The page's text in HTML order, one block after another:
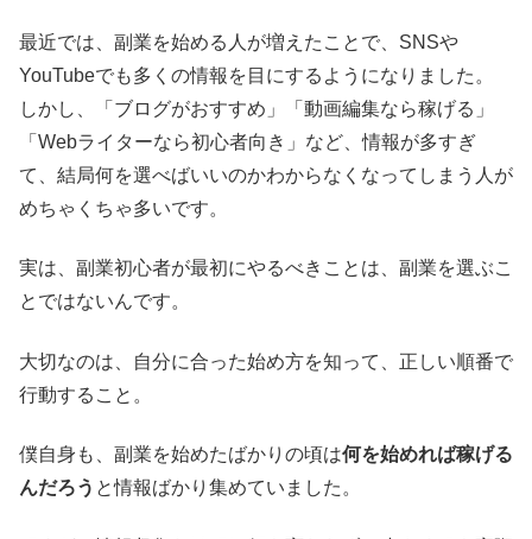
最近では、副業を始める人が増えたことで、SNSや
YouTubeでも多くの情報を目にするようになりました。
しかし、「ブログがおすすめ」「動画編集なら稼げる」
「Webライターなら初心者向き」など、情報が多すぎ
て、結局何を選べばいいのかわからなくなってしまう人が
めちゃくちゃ多いです。
実は、副業初心者が最初にやるべきことは、副業を選ぶこ
とではないんです。
大切なのは、自分に合った始め方を知って、正しい順番で
行動すること。
僕自身も、副業を始めたばかりの頃は何を始めれば稼げる
んだろう と情報ばかり集めていました。